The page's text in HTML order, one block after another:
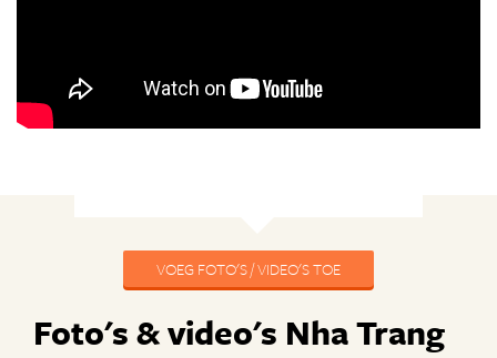
VOEG FOTO'S / VIDEO'S TOE
Foto's & video's Nha Trang